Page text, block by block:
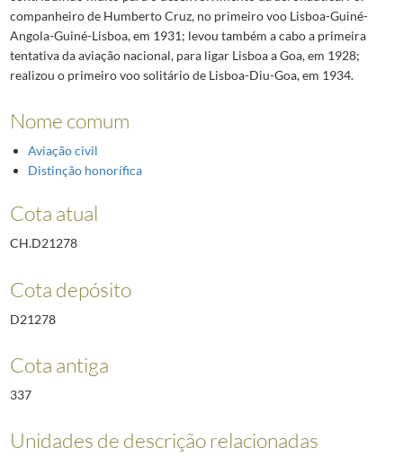
companheiro de Humberto Cruz, no primeiro voo Lisboa-Guiné-
Angola-Guiné-Lisboa, em 1931; levou também a cabo a primeira
tentativa da aviação nacional, para ligar Lisboa a Goa, em 1928;
realizou o primeiro voo solitário de Lisboa-Diu-Goa, em 1934.
Nome comum
Aviação civil
Distinção honorífica
Cota atual
CH.D21278
Cota depósito
D21278
Cota antiga
337
Unidades de descrição relacionadas